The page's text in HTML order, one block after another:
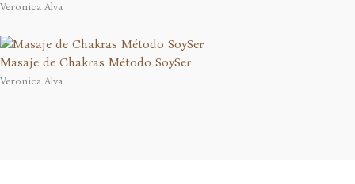
Veronica Alva
Masaje de Chakras Método SoySer
Veronica Alva